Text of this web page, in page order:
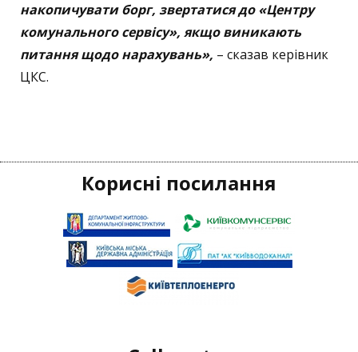
накопичувати борг, звертатися до «Центру
комунального сервісу», якщо виникають
питання щодо нарахувань», – сказав керівник
ЦКС.
Корисні посилання